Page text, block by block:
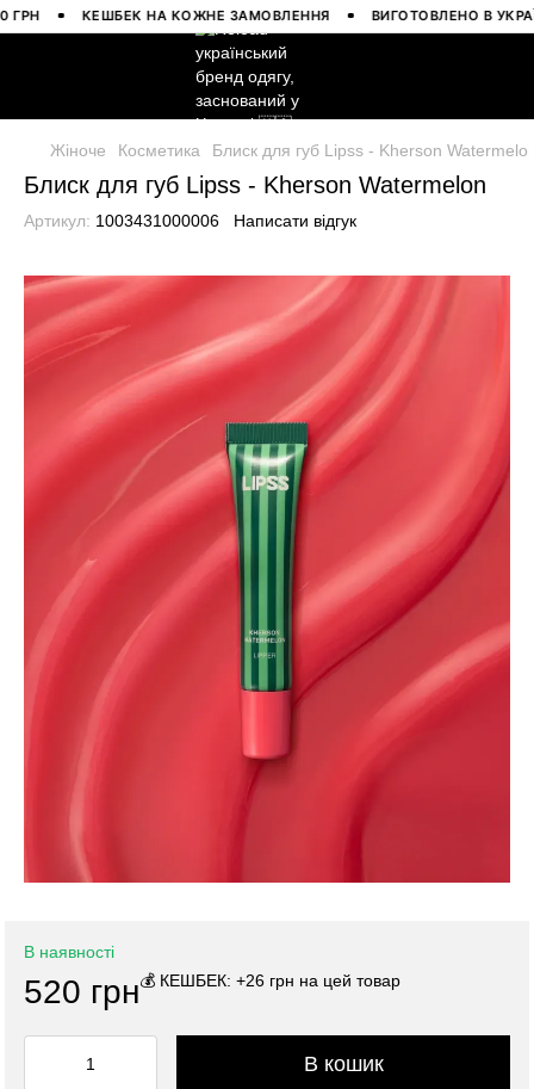
КЕШБЕК НА КОЖНЕ ЗАМОВЛЕННЯ ВИГОТОВЛЕНО В УКРАЇНІ
Жіноче Косметика Блиск для губ Lipss - Kherson
Блиск для губ Lipss - Kherson Watermelon
Артикул: 1003431000006 Написати відгук
В наявності
520 грн💰 КЕШБЕК: +26 грн на цей товар
В кошик